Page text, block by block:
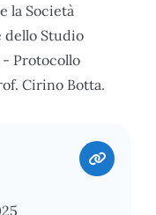
la Società
dello Studio
- Protocollo
Cirino Botta.